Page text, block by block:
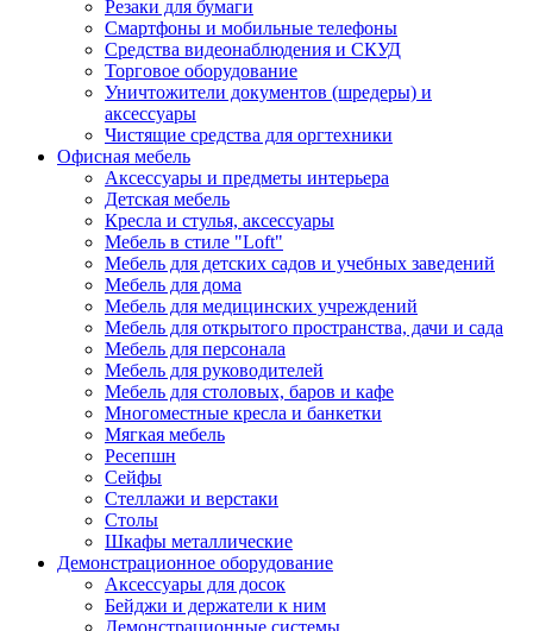
Резаки для бумаги
Смартфоны и мобильные телефоны
Средства видеонаблюдения и СКУД
Торговое оборудование
Уничтожители документов (шредеры) и
аксессуары
Чистящие средства для оргтехники
Офисная мебель
Аксессуары и предметы интерьера
Детская мебель
Кресла и стулья, аксессуары
Мебель в стиле "Loft"
Мебель для детских садов и учебных заведений
Мебель для дома
Мебель для медицинских учреждений
Мебель для открытого пространства, дачи и сада
Мебель для персонала
Мебель для руководителей
Мебель для столовых, баров и кафе
Многоместные кресла и банкетки
Мягкая мебель
Ресепшн
Сейфы
Стеллажи и верстаки
Столы
Шкафы металлические
Демонстрационное оборудование
Аксессуары для досок
Бейджи и держатели к ним
Демонстрационные системы